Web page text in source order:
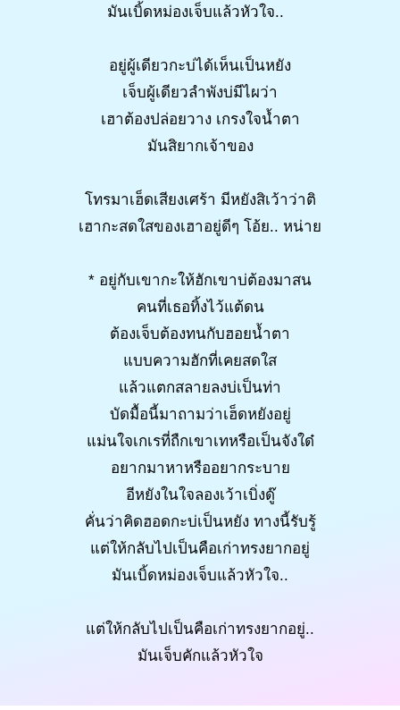
มันเบิ้ดหม่องเจ็บแล้วหัวใจ..
อยู่ผู้เดียวกะบ่ได้เห็นเป็นหยัง
เจ็บผู้เดียวลำพังบ่มีไผว่า
เฮาต้องปล่อยวาง เกรงใจน้ำตา
มันสิยากเจ้าของ
โทรมาเฮ็ดเสียงเศร้า มีหยังสิเว้าว่าติ
เฮากะสดใสของเฮาอยู่ดีๆ โอ้ย.. หน่าย
* อยู่กับเขากะให้ฮักเขาบ่ต้องมาสน
คนที่เธอทิ้งไว้แต้ดน
ต้องเจ็บต้องทนกับฮอยน้ำตา
แบบความฮักที่เคยสดใส
แล้วแตกสลายลงบ่เป็นท่า
บัดมื้อนี้มาถามว่าเฮ็ดหยังอยู่
แม่นใจเกเรที่ถืกเขาเทหรือเป็นจังใด๋
อยากมาหาหรืออยากระบาย
อีหยังในใจลองเว้าเบิ่งดู๊
คั่นว่าคิดฮอดกะบ่เป็นหยัง ทางนี้รับรู้
แต่ให้กลับไปเป็นคือเก่าทรงยากอยู่
มันเบิ้ดหม่องเจ็บแล้วหัวใจ..
แต่ให้กลับไปเป็นคือเก่าทรงยากอยู่..
มันเจ็บคักแล้วหัวใจ